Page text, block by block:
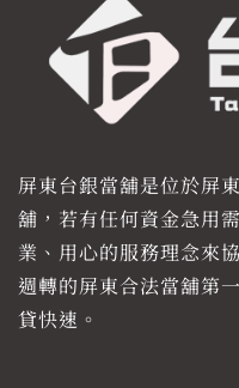
屏東台銀當舖是位於屏
舖，若有任何資金急用
業、用心的服務理念來
週轉的屏東合法當舖第
貸快速。